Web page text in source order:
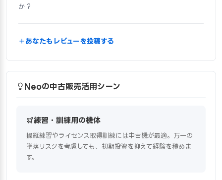
か？
あなたもレビューを投稿する
Neoの中古販売活用シーン
練習・訓練用の機体
操縦練習やライセンス取得訓練には中古機が最適。万一の
墜落リスクを考慮しても、初期投資を抑えて経験を積めま
す。